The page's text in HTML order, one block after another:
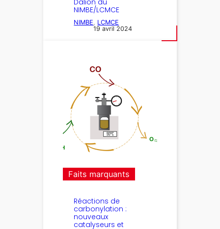
NIMBE/LCMCE
NIMBE
LCMCE
19 avril 2024
Faits marquants
Réactions de
carbonylation :
nouveaux
catalyseurs et